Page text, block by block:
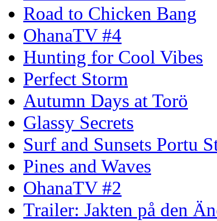
Road to Chicken Bang
OhanaTV #4
Hunting for Cool Vibes
Perfect Storm
Autumn Days at Torö
Glassy Secrets
Surf and Sunsets Portu
Pines and Waves
OhanaTV #2
Trailer: Jakten på den